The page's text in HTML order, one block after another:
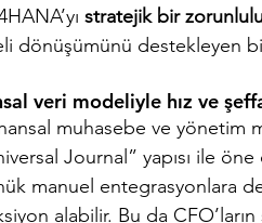
stratejik bir
dönüşümünü destekleyen
veri modeliyle hız ve
muhasebe ve yönetim
Journal” yapısı ile öne
manuel entegrasyonlara
alabilir. Bu da